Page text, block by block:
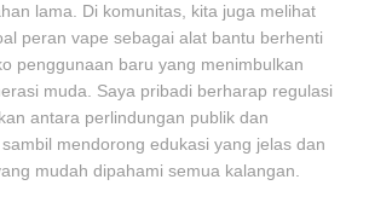
lama. Di komunitas, kita juga melihat
peran vape sebagai alat bantu berhenti
penggunaan baru yang menimbulkan
muda. Saya pribadi berharap regulasi
antara perlindungan publik dan
mendorong edukasi yang jelas dan
mudah dipahami semua kalangan.